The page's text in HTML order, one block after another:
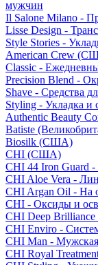
мужчин
Il Salone Milano -
Lisse Design -
Style Stories -
American Crew
Classic -
Precision Blend -
Shave - Средства
Styling - Укладка и
Authentic Beauty
Batiste
Biosilk (США)
CHI (США)
CHI 44 Iron Guard -
CHI Aloe Vera -
CHI Argan Oil - На
CHI - Оксиды и
CHI Deep Brilliance
CHI Enviro -
CHI Man - Мужская
CHI Royal